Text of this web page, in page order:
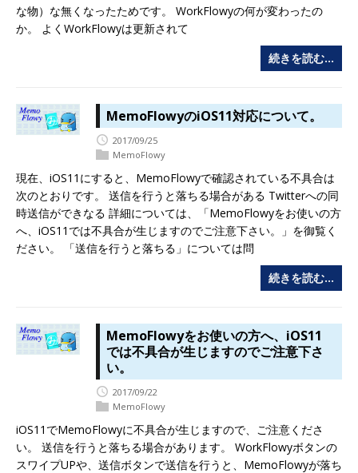
な物）な無くなったためです。 WorkFlowyの何が変わったの
か。 よくWorkFlowyは更新されて
続きを読む…
MemoFlowyのiOS11対応について。
2017/09/25
MemoFlowy
現在、iOS11にすると、MemoFlowyで確認されている不具合は
次のとおりです。 送信を行うと落ちる場合がある Twitterへの同
時送信ができなる 詳細については、「MemoFlowyをお使いの方
へ、iOS11では不具合が生じますのでご注意下さい。」を御覧く
ださい。 「送信を行うと落ちる」については問
続きを読む…
MemoFlowyをお使いの方へ、iOS11
では不具合が生じますのでご注意下さ
い。
2017/09/22
MemoFlowy
iOS11でMemoFlowyに不具合が生じますので、ご注意くださ
い。 送信を行うと落ちる場合があります。 WorkFlowyボタンの
スワイプUPや、送信ボタンで送信を行うと、MemoFlowyが落ち